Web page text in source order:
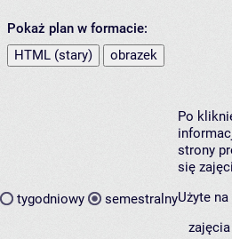
Pokaż plan w formacie:
HTML (stary)
obrazek
tygodniowy semestralny
Po
strony
się
Użyte